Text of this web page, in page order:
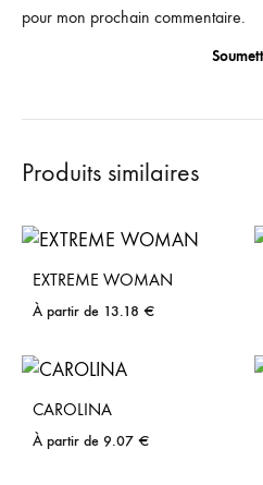
pour mon prochain commentaire.
Produits similaires
EXTREME WOMAN
À partir de 13.18 €
CAROLINA
À partir de 9.07 €